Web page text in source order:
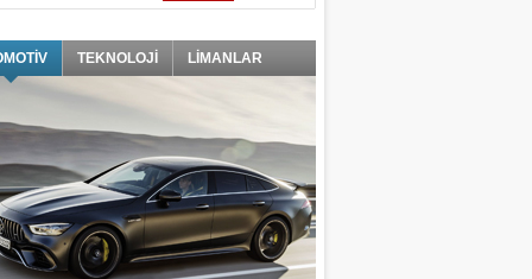
TEKNOLOJİ LİMANLAR